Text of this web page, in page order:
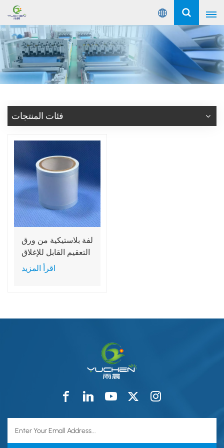
عربي
English
Русский
Español
فئات المنتجات
لفة بلاستيكية من ورق
التعقيم القابل للإغلاق
الحراري للاستخدام
مرة واحدة
اقرأ المزيد